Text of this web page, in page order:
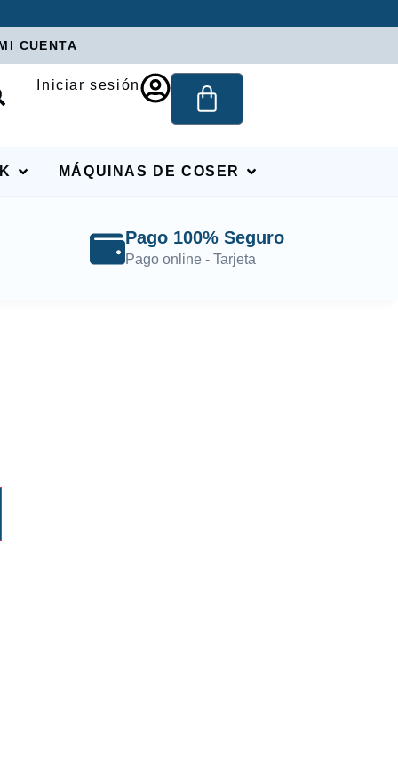
CUENTA
Iniciar sesión
MÁQUINAS DE COSER
Pago 100% Seguro
Pago online - Tarjeta